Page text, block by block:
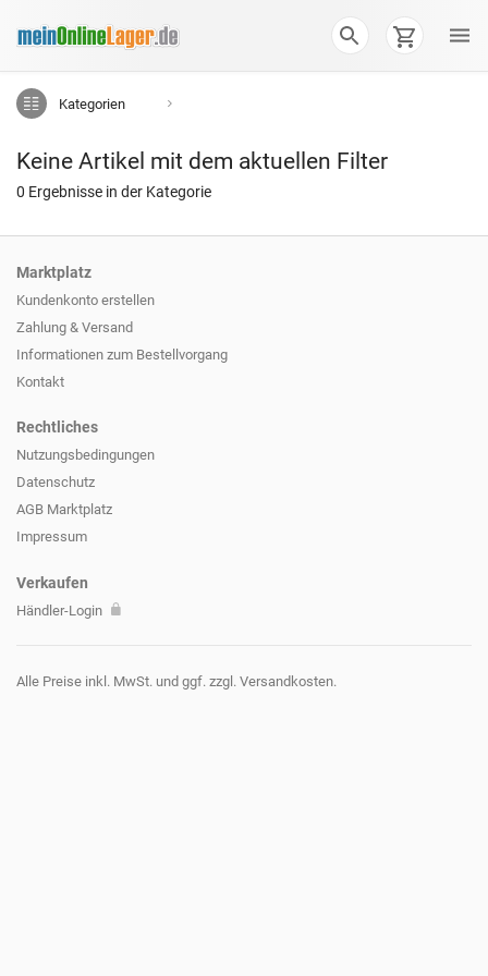
Kategorien
Keine Artikel mit dem aktuellen Filter
0 Ergebnisse in der Kategorie
Marktplatz
Kundenkonto erstellen
Zahlung & Versand
Informationen zum Bestellvorgang
Kontakt
Rechtliches
Nutzungsbedingungen
Datenschutz
AGB Marktplatz
Impressum
Verkaufen
Händler-Login
Alle Preise inkl. MwSt. und ggf. zzgl. Versandkosten.